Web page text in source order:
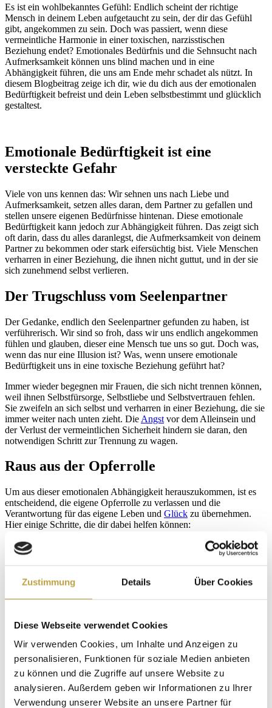
Zustimmung Details Über Cookies
Diese Webseite verwendet Cookies
Wir verwenden Cookies, um Inhalte und Anzeigen zu
personalisieren, Funktionen für soziale Medien anbieten
zu können und die Zugriffe auf unsere Website zu
analysieren. Außerdem geben wir Informationen zu Ihrer
Verwendung unserer Website an unsere Partner für
Es ist ein wohlbekanntes Gefühl: Endlich scheint der richtige
Mensch in deinem Leben aufgetaucht zu sein, der dir das Gefühl
gibt, angekommen zu sein. Doch was passiert, wenn diese
vermeintliche Harmonie in einer toxischen, narzisstischen
Beziehung endet? Emotionales Bedürfnis und die Sehnsucht nach
Aufmerksamkeit können uns blind machen und in eine
Abhängigkeit führen, die uns am Ende mehr schadet als nützt. In
diesem Blogbeitrag zeige ich dir, wie du dich aus der emotionalen
Bedürftigkeit befreist und dein Leben selbstbestimmt und glücklich
gestaltest.
Emotionale Bedürftigkeit ist eine
versteckte Gefahr
Viele von uns kennen das: Wir sehnen uns nach Liebe und
Aufmerksamkeit, setzen alles daran, dem Partner zu gefallen und
stellen unsere eigenen Bedürfnisse hintenan. Diese emotionale
Bedürftigkeit kann jedoch zur Abhängigkeit führen. Das zeigt sich
oft darin, dass du alles daranlegst, die Aufmerksamkeit von deinem
Partner zu bekommen oder stark eifersüchtig bist. Viele Menschen
verharren in einer Beziehung, die ihnen nicht guttut, und in der sie
sich zunehmend selbst verlieren.
Der Trugschluss vom Seelenpartner
Der Gedanke, endlich den Seelenpartner gefunden zu haben, ist
verführerisch. Wir sind so froh, dass wir uns endlich angekommen
fühlen und glauben, dieser eine Mensch tue uns so gut. Doch was,
wenn das nur eine Illusion ist? Was, wenn unsere emotionale
Bedürftigkeit uns in eine toxische Beziehung geführt hat?
Immer wieder begegnen mir Frauen, die sich nicht trennen können,
weil ihnen Selbstfürsorge, Selbstliebe und Selbstvertrauen fehlen.
Sie zweifeln an sich selbst und verharren in einer Beziehung, die sie
immer weiter nach unten zieht. Die Angst vor dem Alleinsein und
der Verlust der vermeintlichen Sicherheit hindern sie daran, den
notwendigen Schritt zur Trennung zu wagen.
Raus aus der Opferrolle
Um aus dieser emotionalen Abhängigkeit herauszukommen, ist es
entscheidend, die eigene Opferrolle zu verlassen und die
Verantwortung für das eigene Leben und Glück zu übernehmen.
Hier einige Schritte, die dir dabei helfen können:
Erkenne deine Bedürftigkeit:
Der erste Schritt ist die
Selbsterkenntnis. Werde dir bewusst, dass du emotional
abhängig bist und dass dies der Grund für deine
Schwierigkeiten in der Beziehung ist.
Stärke deine Selbstfürsorge und Selbstliebe:Lerne, dich
selbst wertzuschätzen und dir die Liebe zu geben, die du von
auf.
hat die Macht, dich glücklich zu machen oder dein Leben zu
bestimmen. Übernimm die Kontrolle über deine Gefühle und
dein Leben.
Setze klare Grenzen:Lerne, deine Bedürfnisse zu
kommunizieren und setze gesunde Grenzen in deinen
Beziehungen
. Respektiere dich selbst und erwarte diesen